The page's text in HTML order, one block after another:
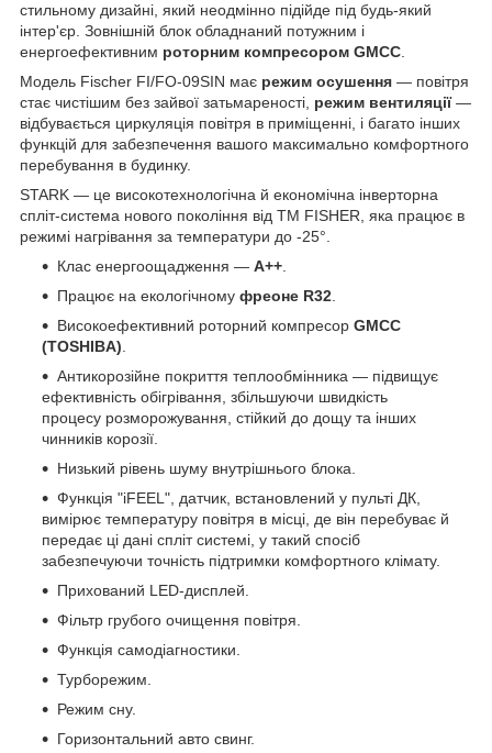
стильному дизайні, який неодмінно підійде під будь-який
інтер'єр. Зовнішній блок обладнаний потужним і
енергоефективним роторним компресором GMCC
Модель Fischer FI/FO-09SIN має режим осушення — повітря
стає чистішим без зайвої затьмареності, режим вентиляції—
відбувається циркуляція повітря в приміщенні, і багато інших
функцій для забезпечення вашого максимально комфортного
перебування в будинку.
STARK — це високотехнологічна й економічна інверторна
спліт-система нового покоління від TM FISHER, яка працює в
режимі нагрівання за температури до -25°.
Клас енергоощадження — А++
Працює на екологічному фреоне R32
Високоефективний роторний компресор GMCC
(TOSHIBA)
Антикорозійне покриття теплообмінника — підвищує
ефективність обігрівання, збільшуючи швидкість
процесу розморожування, стійкий до дощу та інших
чинників корозії.
Низький рівень шуму внутрішнього блока.
Функція "іFEEL", датчик, встановлений у пульті ДК,
вимірює температуру повітря в місці, де він перебуває й
передає ці дані спліт системі, у такий спосіб
забезпечуючи точність підтримки комфортного клімату.
Прихований LED-дисплей.
Фільтр грубого очищення повітря.
Функція самодіагностики.
Турборежим.
Режим сну.
Горизонтальний авто свинг.